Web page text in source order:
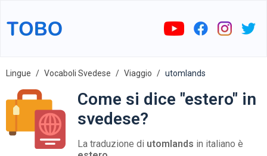
Lingue Vocaboli Svedese Viaggio utomlands
Come si dice "estero" in
svedese?
La traduzione di utomlands in italiano è